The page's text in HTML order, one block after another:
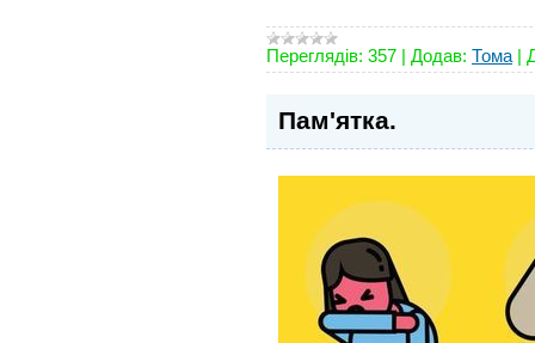
Переглядів: 357 | Додав: Тома |
Пам'ятка.